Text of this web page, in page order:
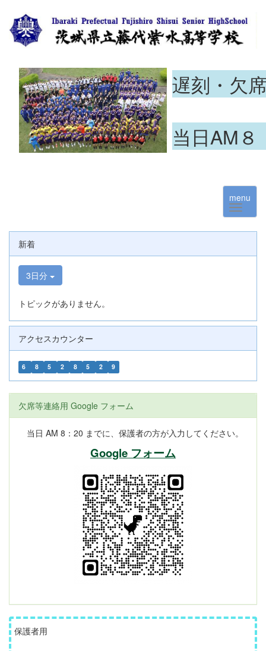
遅刻・欠
当日AM
menu
新着
3日分
トピックがありません。
アクセスカウンター
6 8 5 2 8 5 2 9
欠席等連絡用 Google フォーム
当日 AM 8：20 までに、保護者の方が入力してください。
Google フォーム
保護者用